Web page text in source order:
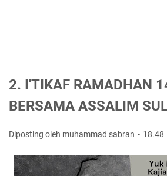
2. I'TIKAF RAMADHAN
BERSAMA ASSALIM
Diposting oleh muhammad sabran 18.48